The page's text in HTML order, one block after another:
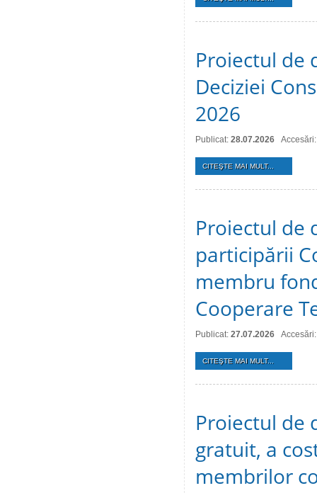
Proiectul de
Deciziei
2026
Publicat: 28.07.2026
CITEŞTE MAI MULT...
Proiectul de
participării
membru
Cooperare
Publicat: 27.07.2026
CITEŞTE MAI MULT...
Proiectul de
gratuit, a
membrilor